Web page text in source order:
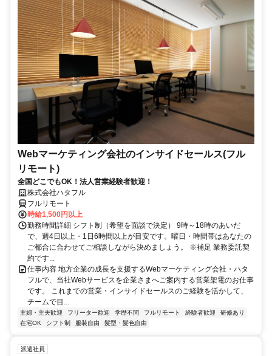
Webマーケティング会社のインサイドセールス(フル
リモート)
全国どこでもOK！法人営業経験者歓迎！
株式会社ハタフル
フルリモート
時給1,500円以上
勤務時間詳細 シフト制（希望を面談で決定） 9時～18時のあいだ
で、週4日以上・1日6時間以上が目安です。曜日・時間帯はあなたの
ご都合に合わせてご相談しながら決めましょう。 ※補足 業務委託契
約です...
仕事内容 地方企業の成長を支援するWebマーケティング会社・ハタ
フルで、当社Webサービスを企業さまへご案内する営業架電のお仕事
です。 これまでの営業・インサイドセールスのご経験を活かして、
チームで目...
主婦・主夫歓迎 フリーター歓迎 学歴不問 フルリモート 経験者歓迎
研修あり
在宅OK
シフト制 服装自由 髪型・髪色自由
派遣社員